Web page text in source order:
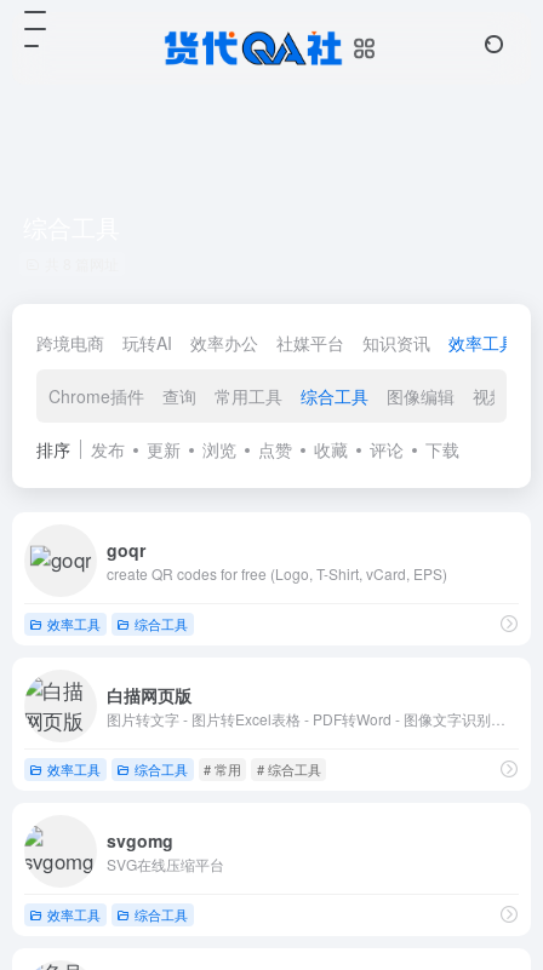
跨境电商 玩转AI 效率办公 社媒平台 知识资讯 效率工具
Chrome插件 查询 常用工具 综合工具 图像编辑 视频工具
排序 发布 更新 浏览 点赞 收藏 评论 下载
goqr
create QR codes for free (Logo, T-Shirt, vCard, EPS)
效率工具 综合工具
白描网页版
效率工具 综合工具 # 常用 # 综合工具
svgomg
SVG在线压缩平台
效率工具 综合工具